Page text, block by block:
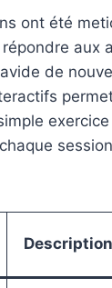
ont été
aux
de
Description